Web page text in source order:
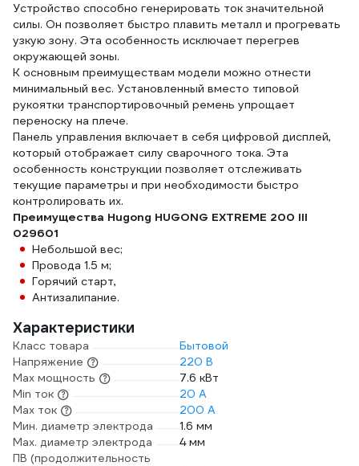
Устройство способно генерировать ток значительной
силы. Он позволяет быстро плавить металл и прогревать
узкую зону. Эта особенность исключает перегрев
окружающей зоны.
К основным преимуществам модели можно отнести
минимальный вес. Установленный вместо типовой
рукоятки транспортировочный ремень упрощает
переноску на плече.
Панель управления включает в себя цифровой дисплей,
который отображает силу сварочного тока. Эта
особенность конструкции позволяет отслеживать
текущие параметры и при необходимости быстро
контролировать их.
Преимущества Hugong HUGONG EXTREME 200 III
029601
Небольшой вес;
Провода 1.5 м;
Горячий старт,
Антизалипание.
Характеристики
Класс товара
Бытовой
Напряжение
220 В
Max мощность
7.6 кВт
Min ток
20 А
Max ток
200 А
Мин. диаметр электрода
1.6 мм
Мах. диаметр электрода
4 мм
ПВ (продолжительность